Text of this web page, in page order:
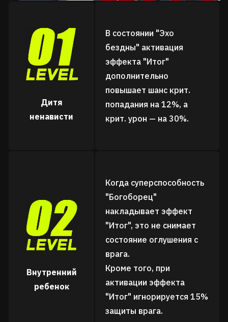
Дитя
ненависти
В состоянии "Эхо
бездны" активация
эффекта "Итог"
дополнительно
повышает шанс крит.
попадания на 12%, а
крит. урон — на 30%.
Внутренний
ребенок
Когда суперспособность
"Богоборец"
накладывает эффект
"Итог", это не снимает
состояние оглушения с
врага.
Кроме того, при
активации эффекта
"Итог" игнорируется 15%
защиты врага.